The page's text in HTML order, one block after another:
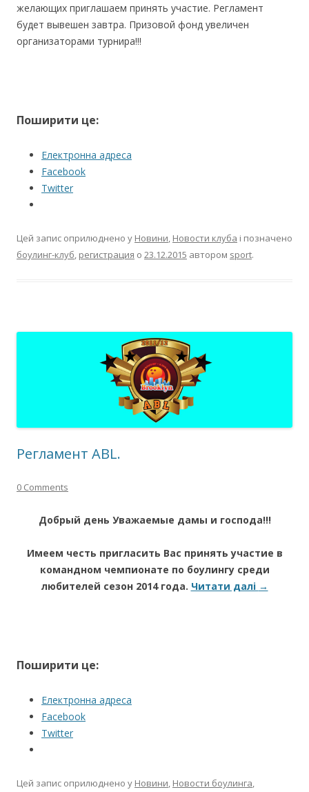
желающих приглашаем принять участие. Регламент
будет вывешен завтра. Призовой фонд увеличен
организаторами турнира!!!
Поширити це:
Електронна адреса
Facebook
Twitter
Цей запис оприлюднено у Новини, Новости клуба і позначено
боулинг-клуб, регистрация о 23.12.2015 автором sport.
Регламент ABL.
0 Comments
Добрый день Уважаемые дамы и господа!!!
Имеем честь пригласить Вас принять участие в
командном чемпионате по боулингу среди
любителей сезон 2014 года. Читати далі →
Поширити це:
Електронна адреса
Facebook
Twitter
Цей запис оприлюднено у Новини, Новости боулинга,